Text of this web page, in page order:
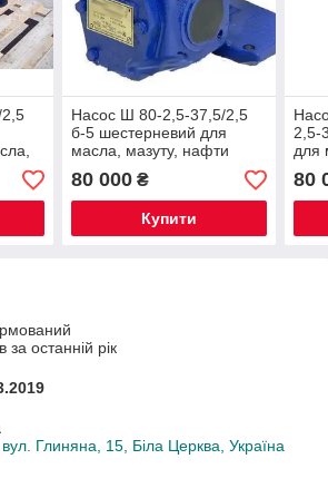
Насос Ш 80-2,5-37,5/2,5
б-5 шестерневий для
масла, мазуту, нафти
80 000₴
Купити
2,5-
для
80
за останній рік
Глиняна, 15, Біла Церква, Україна